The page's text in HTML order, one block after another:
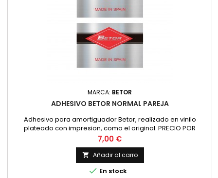
MARCA: BETOR
ADHESIVO BETOR NORMAL PAREJA
Adhesivo para amortiguador Betor, realizado en vinilo
plateado con impresion, como el original. PRECIO POR
PAREJA
Precio
7,00 €
 Añadir al carro
 En stock